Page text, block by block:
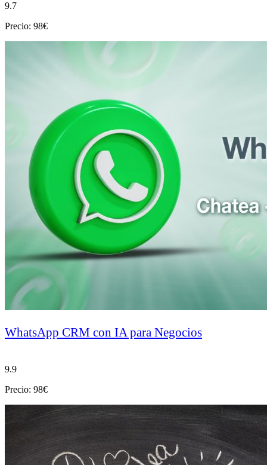
9.7
Precio: 98€
WhatsApp CRM con IA para Negocios
9.9
Precio: 98€